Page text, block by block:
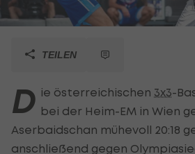
TEILEN
D ie österreichischen 3x3-
bei der Heim-EM in Wien
Aserbaidschan mühevoll 20:18
anschließend gegen